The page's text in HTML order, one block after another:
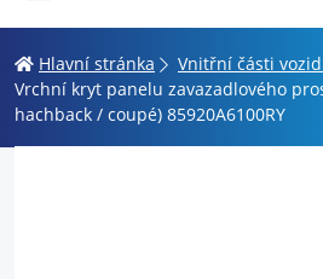
Hlavní stránka Vnitřní části
Vrchní kryt panelu zavazadlového
hachback / coupé) 85920A6100RY